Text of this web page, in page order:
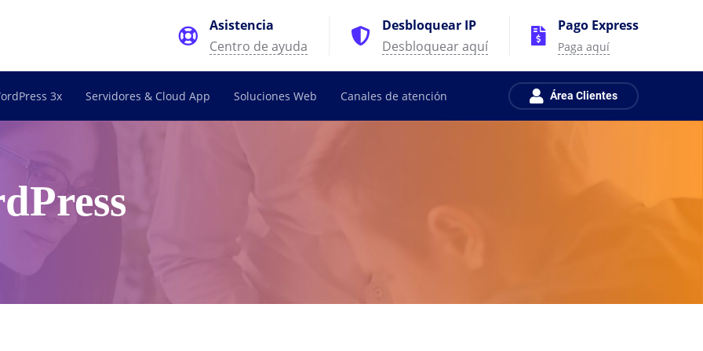
Asistencia
Centro de ayuda
Desbloquear IP
Desbloquear aquí
Pago Express
Paga aquí
3x Servidores & Cloud App Soluciones Web Canales de atención Área Clientes